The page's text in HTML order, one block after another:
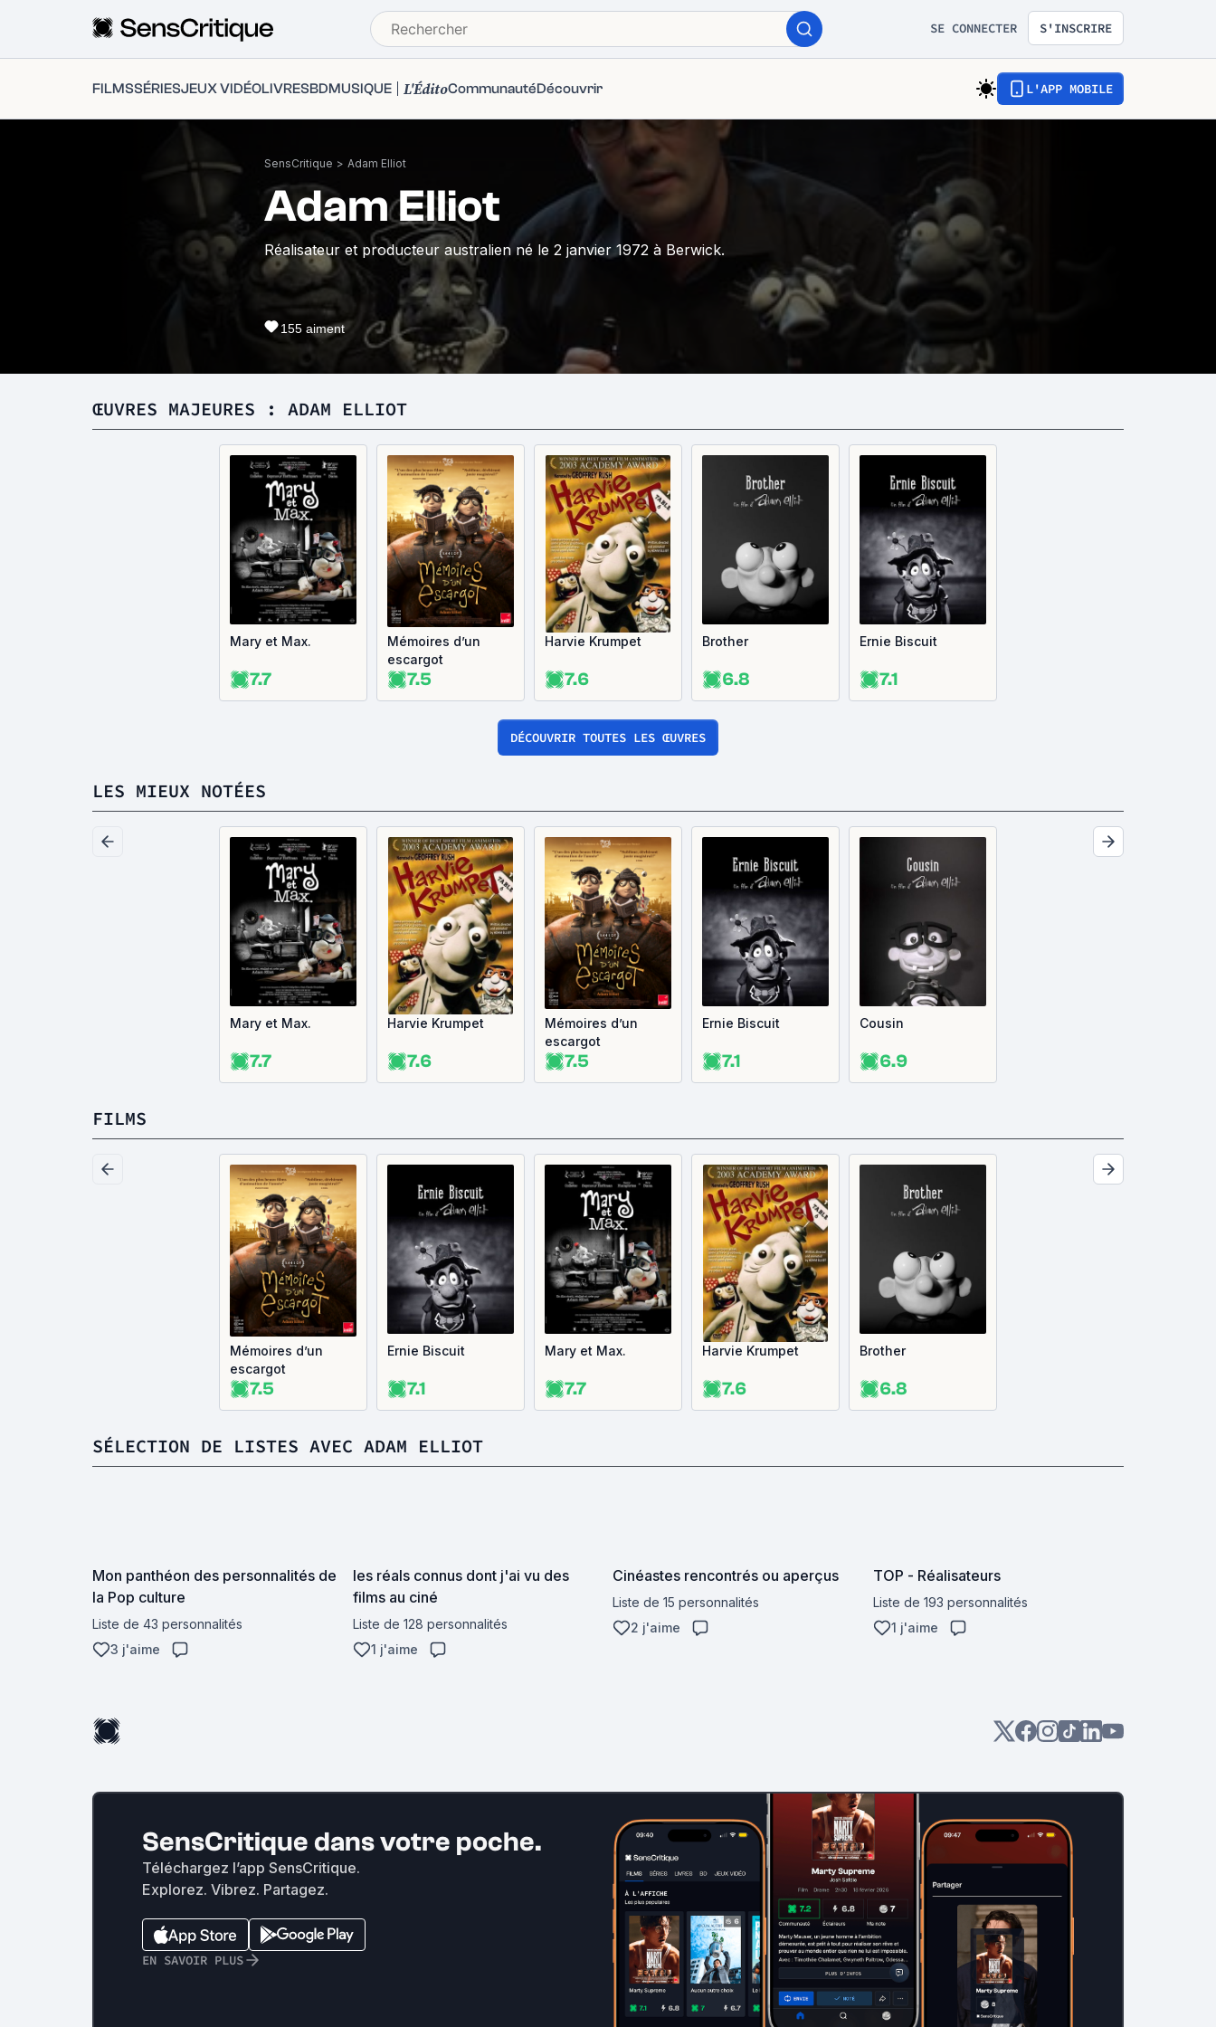
SE CONNECTER S'INSCRIRE
FILMSSÉRIESJEUX VIDÉOLIVRESBDMUSIQUE L'ÉditoCommunautéDécouvrir L'APP MOBILE
SensCritique > Adam Elliot
Adam Elliot
Réalisateur et producteur australien né le 2 janvier 1972 à Berwick.
155 aiment
ŒUVRES MAJEURES : ADAM ELLIOT
Mary et Max.
7.7
Mémoires d’un
escargot
7.5
Harvie Krumpet
7.6
Brother
6.8
Ernie Biscuit
7.1
DÉCOUVRIR TOUTES LES ŒUVRES
LES MIEUX NOTÉES
Mary et Max.
7.7
Harvie Krumpet
7.6
Mémoires d’un
escargot
7.5
Ernie Biscuit
7.1
Cousin
6.9
FILMS
Mémoires d’un
escargot
7.5
Ernie Biscuit
7.1
Mary et Max.
7.7
Harvie Krumpet
7.6
Brother
6.8
SÉLECTION DE LISTES AVEC ADAM ELLIOT
Mon panthéon des personnalités de
la Pop culture
Liste de 43 personnalités
3 j'aime
les réals connus dont j'ai vu des
films au ciné
Liste de 128 personnalités
1 j'aime
Cinéastes rencontrés ou aperçus
Liste de 15 personnalités
2 j'aime
TOP - Réalisateurs
Liste de 193 personnalités
1 j'aime
SensCritique dans votre poche.
Téléchargez l’app SensCritique.
Explorez. Vibrez. Partagez.
EN SAVOIR PLUS